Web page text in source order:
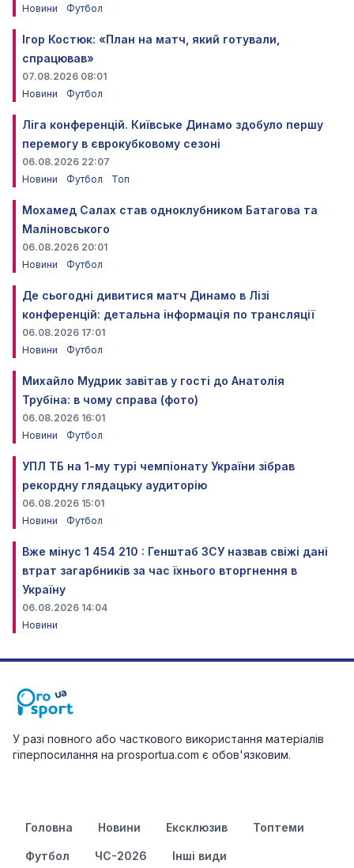
Новини
Футбол
Ігор Костюк: «План на матч, який готували,
спрацював»
07.08.2026 08:01
Новини
Футбол
Ліга конференцій. Київське Динамо здобуло першу
перемогу в єврокубковому сезоні
06.08.2026 22:07
Новини
Футбол Топ
Мохамед Салах став одноклубником Батагова та
Маліновського
06.08.2026 20:01
Новини
Футбол
Де сьогодні дивитися матч Динамо в Лізі
конференцій: детальна інформація по трансляції
06.08.2026 17:01
Новини
Футбол
Михайло Мудрик завітав у гості до Анатолія
Трубіна: в чому справа (фото)
06.08.2026 16:01
Новини
Футбол
УПЛ ТБ на 1-му турі чемпіонату України зібрав
рекордну глядацьку аудиторію
06.08.2026 15:01
Новини
Футбол
Вже мінус 1 454 210 : Генштаб ЗСУ назвав свіжі дані
втрат загарбників за час їхнього вторгнення в
Україну
06.08.2026 14:04
Новини
У разі повного або часткового використання матеріалів
гіперпосилання на prosportua.com є обов'язковим.
Головна Новини Ексклюзив Топтеми
Футбол ЧС-2026 Інші види